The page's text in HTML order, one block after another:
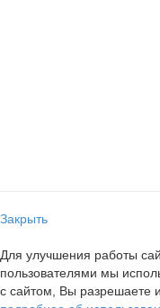
Закрыть
Для улучшения работы
пользователями мы
с сайтом, Вы разрешаете